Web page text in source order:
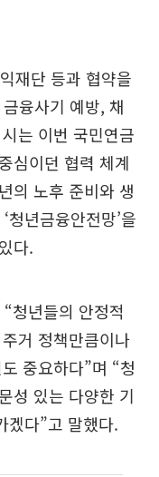
재단 등과 협약을
융사기 예방, 채
는 이번 국민연금
심이던 협력 체계
의 노후 준비와 생
청년금융안전망’을
다.
청년들의 안정적
거 정책만큼이나
중요하다”며 “청
성 있는 다양한 기
겠다”고 말했다.